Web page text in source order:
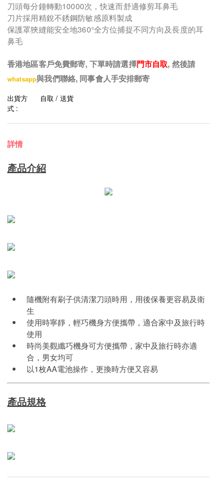
刀頭每分鐘轉動10000次，快速而舒適修剪耳鼻毛
刀片採用精銳不銹鋼防敏感原料製成
保護罩狹縫能安全地360°全方位捕捉不同方向及長度的耳
鼻毛
香港地區客戶免費郵寄, 下單時請選擇門市自取, 然後請
whatsapp與我們聯絡, 同事會人手安排郵寄
出貨方
式 :
自取 / 送貨
詳情
產品介紹
隨機附有刷子供清潔刀頭時用，用後保養更容易及衛
生
使用時寧靜，輕巧機身方便攜帶，適合家中及旅行時
使用
時尚美觀纖巧機身可方便攜帶，家中及旅行時亦適
合，男女均可
以1枚AA電池操作，更換時方便又容易
產品規格